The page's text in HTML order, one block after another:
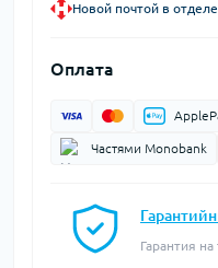
Новой почтой в
Оплата
Частями Monobank
Гарантия